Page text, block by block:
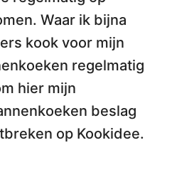
Waar ik bijna
kook voor mijn
regelmatig
hier mijn
beslag
op Kookidee.